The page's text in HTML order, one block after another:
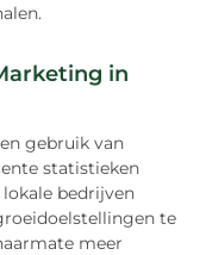
in
gebruik van
statistieken
bedrijven
te
meer